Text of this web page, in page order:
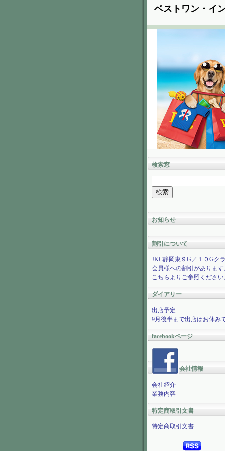
ベストワン・イ
検索窓
お知らせ
割引について
JKC静岡東９G／１０Gク
会員様への割引があります
こちらよりご参照ください
ダイアリー
出店予定
9月後半まで出店はお休み
facebookページ
会社情報
会社紹介
業務内容
特定商取引文書
特定商取引文書